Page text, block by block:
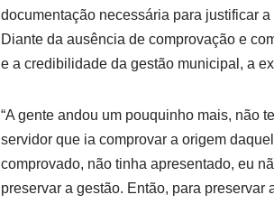
documentação necessária para justificar
Diante da ausência de comprovação e
e a credibilidade da gestão municipal, a
“A gente andou um pouquinho mais, não
servidor que ia comprovar a origem
comprovado, não tinha apresentado, eu
preservar a gestão. Então, para